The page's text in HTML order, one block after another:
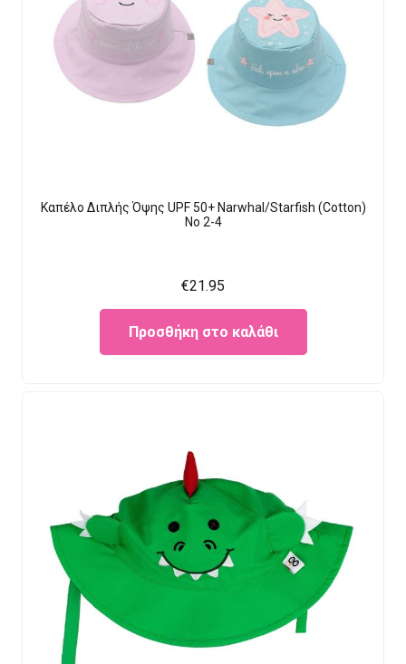
Καπέλο Διπλής Όψης UPF 50+ Narwhal/Starfish (Cotton)
Νο 2-4
€21.95
Προσθήκη στο καλάθι